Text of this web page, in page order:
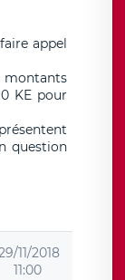
appel
montants
KE pour
question
11/2018
11:00